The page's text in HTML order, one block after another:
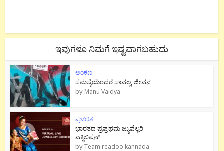
ಇವುಗಳೂ ನಿಮಗೆ ಇಷ್ಟವಾಗಬಹುದು
ಅಂಕಣ
ಸಮಸ್ಯೆಯೆಂದರೆ ಸಾವಲ್ಲ, ಜೀವನ
by Manu Vaidya
ಪ್ರಚಲಿತ
ಭಾರತದ ಪ್ರಪ್ರಥಮ ಜ್ಯುವೆಲ್ಲರಿ
ಎಕ್ಸಿಬಿಷನ್
byTeam readoo kannada